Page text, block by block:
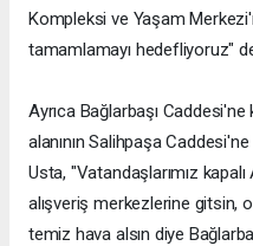
Kompleksi ve Yaşam
tamamlamayı hedefliyoruz"
Ayrıca Bağlarbaşı Caddesi'ne
alanının Salihpaşa
Usta, "Vatandaşlarımız
alışveriş merkezlerine gitsin,
temiz hava alsın diye